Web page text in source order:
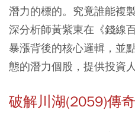
潛力的標的。究竟誰能複
深分析師黃紫東在《錢線
暴漲背後的核心邏輯，並
態的潛力個股，提供投資人
破解川湖(2059)傳